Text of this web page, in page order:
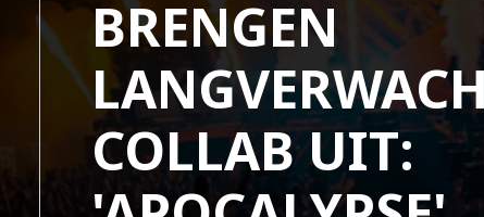
BRENGEN
COLLAB UIT: